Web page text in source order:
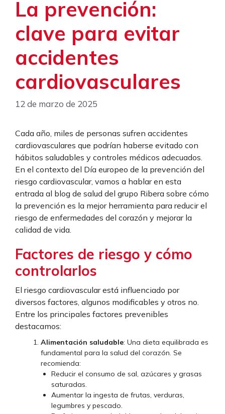
La prevención:
clave para evitar
accidentes
cardiovasculares
12 de marzo de 2025
Cada año, miles de personas sufren accidentes
cardiovasculares que podrían haberse evitado con
hábitos saludables y controles médicos adecuados.
En el contexto del Día europeo de la prevención del
riesgo cardiovascular, vamos a hablar en esta
entrada al blog de salud del grupo Ribera sobre cómo
la prevención es la mejor herramienta para reducir el
riesgo de enfermedades del corazón y mejorar la
calidad de vida.
Factores de riesgo y cómo
controlarlos
El riesgo cardiovascular está influenciado por
diversos factores, algunos modificables y otros no.
Entre los principales factores prevenibles
destacamos:
Alimentación saludable: Una dieta equilibrada es
fundamental para la salud del corazón. Se
recomienda:
Reducir el consumo de sal, azúcares y grasas
saturadas.
Aumentar la ingesta de frutas, verduras,
legumbres y pescado.